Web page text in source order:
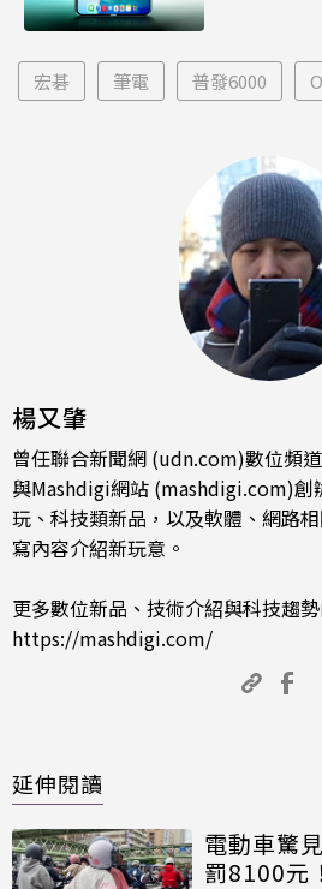
宏碁 筆電 普發6000
楊又肇
曾任聯合新聞網 (udn.com)數位頻
與Mashdigi網站 (mashdigi.com)創
玩、科技類新品，以及軟體、網路
寫內容介紹新玩意。
更多數位新品、技術介紹與科技趨勢
https://mashdigi.com/
延伸閱讀
電動車驚
罰8100元